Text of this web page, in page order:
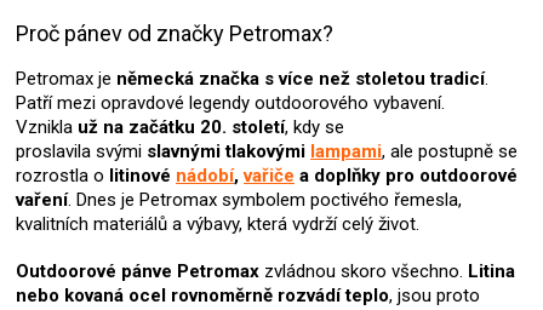
Proč pánev od značky Petromax?
Petromax je německá značka s více než stoletou tradicí.
Patří mezi opravdové legendy outdoorového vybavení.
Vznikla už na začátku 20. století, kdy se
proslavila svými slavnými tlakovými lampami, ale postupně se
rozrostla o litinové nádobí, vařiče a doplňky pro outdoorové
vaření. Dnes je Petromax symbolem poctivého řemesla,
kvalitních materiálů a výbavy, která vydrží celý život.
Outdoorové pánve Petromax zvládnou skoro všechno. Litina
nebo kovaná ocel rovnoměrně rozvádí teplo, jsou proto